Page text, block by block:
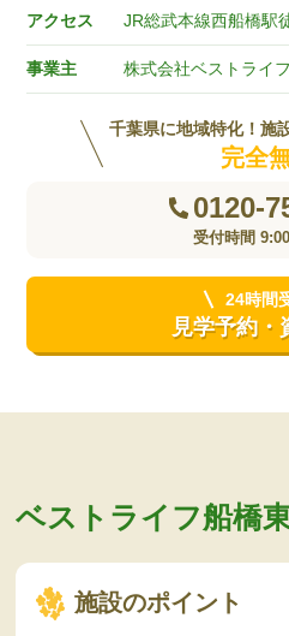
アクセス JR総武本線西船橋駅
事業主 株式会社ベストライフ
千葉県に地域特化！施
完全
0120-
受付時間
24時間
見学予約・
ベストライフ船橋
施設のポイント